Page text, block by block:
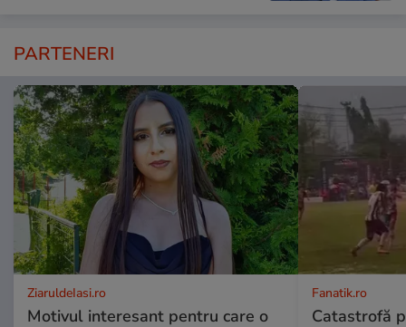
PARTENERI
ZiaruldeIasi.ro
Motivul interesant pentru care o
Fanatik.ro
Catastrofă